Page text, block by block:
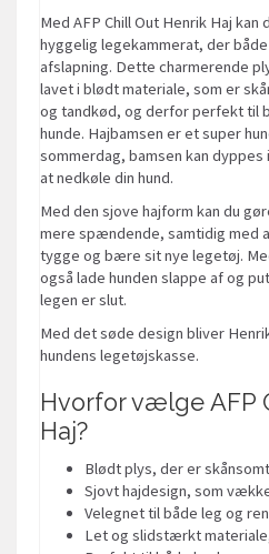
Med AFP Chill Out Henrik Haj kan
hyggelig legekammerat, der
afslapning. Dette charmerende
lavet i blødt materiale, som er
og tandkød, og derfor perfekt til
hunde. Hajbamsen er et super
sommerdag, bamsen kan
at nedkøle din hund.
Med den sjove hajform kan du
mere spændende, samtidig med
tygge og bære sit nye legetøj.
også lade hunden slappe af og
legen er slut.
Med det søde design bliver
hundens legetøjskasse.
Hvorfor vælge AFP
Haj?
Blødt plys, der er
Sjovt hajdesign, som
Velegnet til både leg og
Let og slidstærkt